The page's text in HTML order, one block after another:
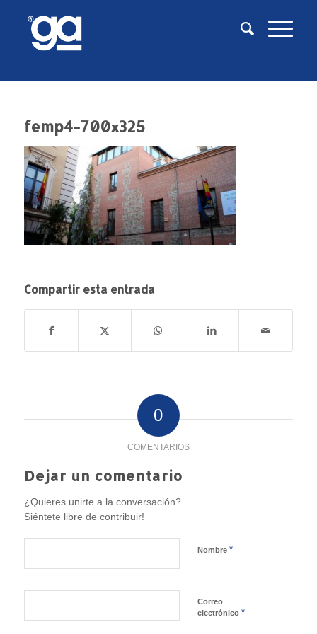
femp4-700×325
Compartir esta entrada
0
COMENTARIOS
Dejar un comentario
¿Quieres unirte a la conversación?
Siéntete libre de contribuir!
Nombre *
Correo
electrónico *